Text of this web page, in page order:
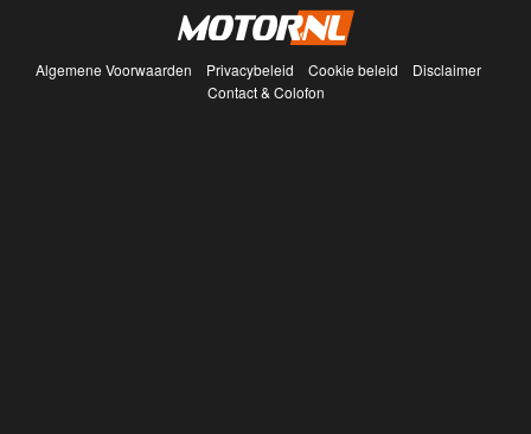
Algemene Voorwaarden Privacybeleid Cookie beleid
Disclaimer
Contact & Colofon